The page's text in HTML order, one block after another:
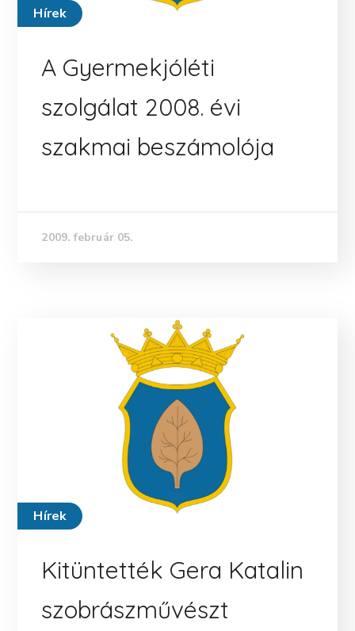
Hírek
A Gyermekjóléti
szolgálat 2008. évi
szakmai beszámolója
2009. február 05.
Hírek
Kitüntették Gera Katalin
szobrászművészt